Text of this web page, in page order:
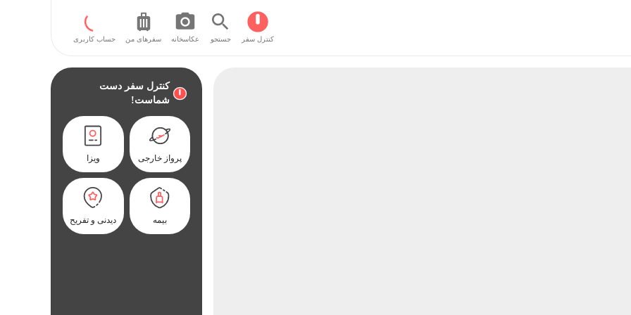
کنترل سفر جستجو عکاسخانه سفر‌های من حساب کاربری
کنترل سفر دست
شماست!
پرواز خارجی ویزا
بیمه دیدنی و تفریح